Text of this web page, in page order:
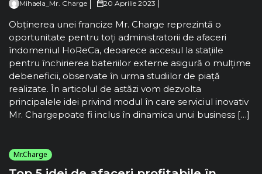
Mihaela_Mr. Charge 20 Aprilie 2023
Obținerea unei francize Mr. Charge reprezintă o
oportunitate pentru toți administratorii de afaceri
îndomeniul HoReCa, deoarece accesul la stațiile
pentru închirierea bateriilor externe asigură o mulțime
debeneficii, observate în urma studiilor de piață
realizate. În articolul de astăzi vom dezvolta
principalele idei privind modul în care serviciul inovativ
Mr. Chargepoate fi inclus în dinamica unui business […]
Mr.Charge